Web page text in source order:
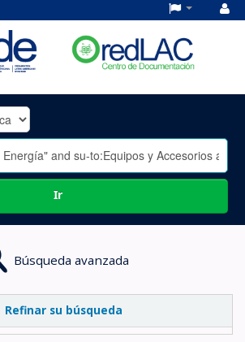
Ir
Búsqueda avanzada
Refinar su búsqueda